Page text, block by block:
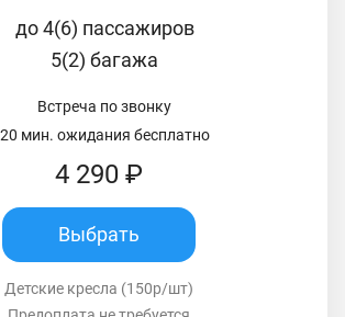
до 4(6) пассажиров
5(2) багажа
Встреча по звонку
20 мин. ожидания бесплатно
4 290 ₽
Выбрать
Детские кресла (150р/шт)